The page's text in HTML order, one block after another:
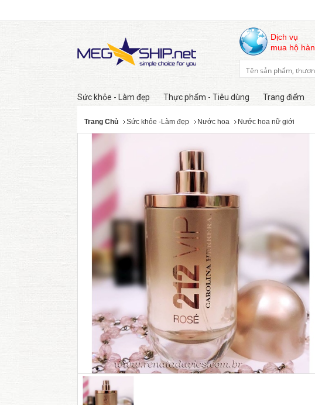
Dịch vụ
mua hộ
Sức khỏe - Làm đẹp Thực phẩm - Tiêu dùng Trang điểm
Trang Chủ Sức khỏe -Làm đẹp Nước hoa Nước hoa nữ giới